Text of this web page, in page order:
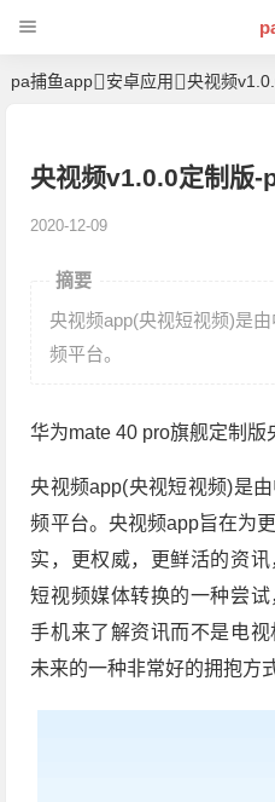
pa捕鱼app 安卓应用 央视频
央视频v1.0.0定制版-
2020-12-09
摘要
央视频app(央视短视频)是
频平台。
华为mate 40 pro旗舰定制版
央视频app(央视短视频)是
频平台。央视频app旨在为
实，更权威，更鲜活的资讯
短视频媒体转换的一种尝
手机来了解资讯而不是电
未来的一种非常好的拥抱方